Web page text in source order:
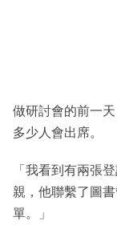
做研討會的前一
多少人會出席。
「我看到有兩張
親，他聯繫了圖
單。」